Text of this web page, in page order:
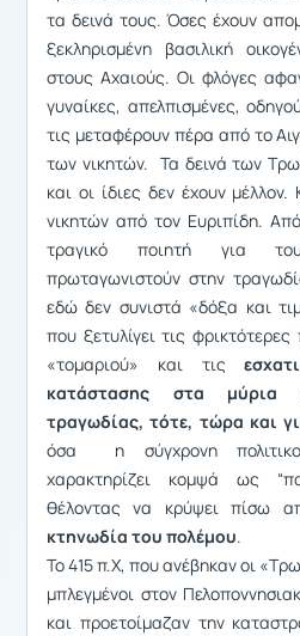
τα δεινά τους. Όσες έχουν
ξεκληρισμένη βασιλική
στους Αχαιούς. Οι φλόγες
γυναίκες, απελπισμένες,
τις μεταφέρουν πέρα από το
των νικητών. Τα δεινά των
και οι ίδιες δεν έχουν
νικητών από τον Ευριπίδη.
τραγικό ποιητή για
πρωταγωνιστούν στην
εδώ δεν συνιστά «δόξα και
που ξετυλίγει τις
«τομαριού» και τις
κατάστασης στα
τραγωδίας, τότε, τώρα και
όσα η σύγχρονη
χαρακτηρίζει κομψά ως
θέλοντας να κρύψει πίσω
κτηνωδία του πολέμου.
Το 415 π.Χ, που ανέβηκαν οι
μπλεγμένοι στον
και προετοίμαζαν την